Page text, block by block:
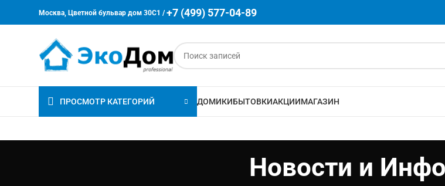
Москва, Цветной бульвар дом 30C1 / +7 (499) 577-04-89
ПРОСМОТР КАТЕГОРИЙ ДОМИКИБЫТОВКИАКЦИИМАГАЗИН
Новости и